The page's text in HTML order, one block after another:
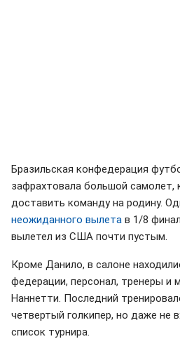
Бразильская конфедерация
зафрахтовала большой
доставить команду на родину.
неожиданного вылета в 1/8
вылетел из США почти пустым.
Кроме Данило, в салоне
федерации, персонал, тренеры и
Наннетти. Последний
четвертый голкипер, но даже не
список турнира.